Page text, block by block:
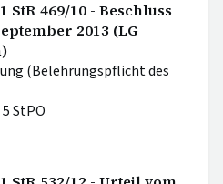
StR 469/10 - Beschluss
2013 (LG
(Belehrungspflicht des
StPO